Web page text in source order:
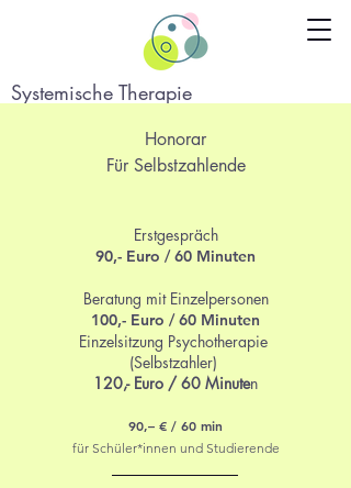
Systemische Therapie
Honorar
Für Selbstzahlende
Erstgespräch
90,- Euro / 60 Minuten
Beratung mit Einzelpersonen
100,- Euro / 60 Minuten
Einzelsitzung Psychotherapie
(Selbstzahler)
120,- Euro / 60 Minuten
90,– € / 60 min
für Schüler*innen und Studierende